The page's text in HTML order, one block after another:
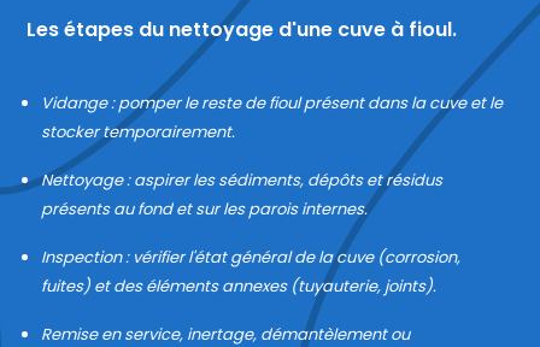
Les étapes du nettoyage d'une cuve à fioul.
Vidange : pomper le reste de fioul présent dans la cuve et le
stocker temporairement.
Nettoyage : aspirer les sédiments, dépôts et résidus
présents au fond et sur les parois internes.
Inspection : vérifier l'état général de la cuve (corrosion,
fuites) et des éléments annexes (tuyauterie, joints).
Remise en service, inertage, démantèlement ou